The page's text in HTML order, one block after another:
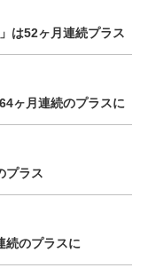
は52ヶ月連続プラス
ヶ月連続のプラスに
プラス
続のプラスに